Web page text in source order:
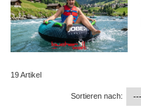
19 Artikel
Sortieren nach: